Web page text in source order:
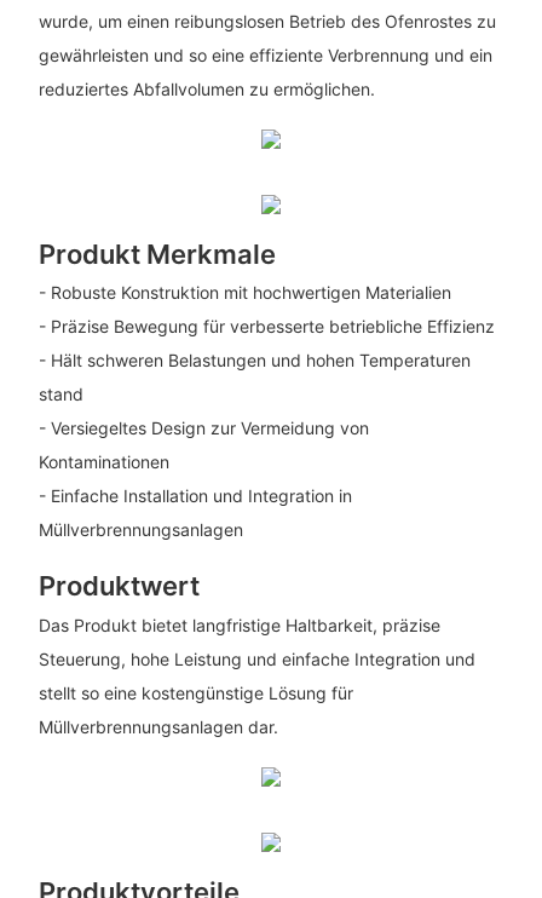
wurde, um einen reibungslosen Betrieb des Ofenrostes zu
gewährleisten und so eine effiziente Verbrennung und ein
reduziertes Abfallvolumen zu ermöglichen.
Produkt Merkmale
- Robuste Konstruktion mit hochwertigen Materialien
- Präzise Bewegung für verbesserte betriebliche Effizienz
- Hält schweren Belastungen und hohen Temperaturen
stand
- Versiegeltes Design zur Vermeidung von
Kontaminationen
- Einfache Installation und Integration in
Müllverbrennungsanlagen
Produktwert
Das Produkt bietet langfristige Haltbarkeit, präzise
Steuerung, hohe Leistung und einfache Integration und
stellt so eine kostengünstige Lösung für
Müllverbrennungsanlagen dar.
Produktvorteile